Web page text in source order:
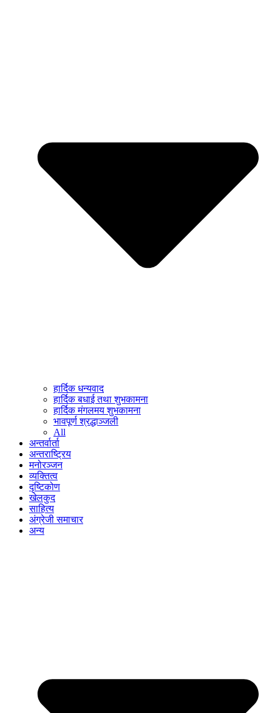
हार्दिक धन्यवाद
हार्दिक बधाई तथा शुभकामना
हार्दिक मंगलमय शुभकामना
भावपूर्ण श्रद्धाञ्जली
All
अन्तर्वार्ता
अन्तराष्ट्रिय
मनोरञ्जन
व्यक्तित्व
दृष्टिकोण
खेलकुद
साहित्य
अंग्रेजी समाचार
अन्य